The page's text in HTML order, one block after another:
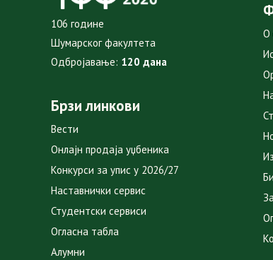
106 године
Шумарског факултета
Одбројавање: 120 дана
Брзи линкови
Вести
Онлајн продаја уџбеника
Конкурси за упис у 2026/27
Наставнички сервис
Студентски сервиси
Огласна табла
Алумни
О